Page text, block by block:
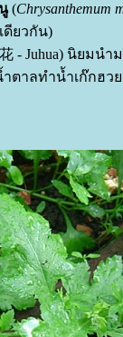
(Chrysanthemum
เดียวกัน)
- Juhua) นิยมน
ตาลทำน้ำเก๊กฮว